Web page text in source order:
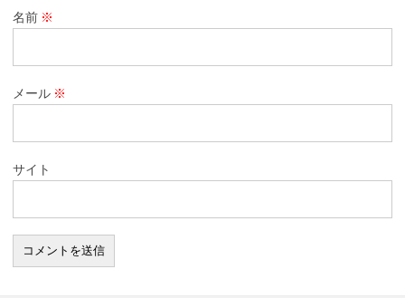
名前 ※
メール ※
サイト